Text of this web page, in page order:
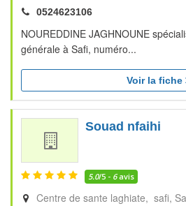
0524623106
NOUREDDINE JAGHNOUNE
générale à Safi, numéro...
Voir la fiche
Souad nfaihi
5.0/5 - 6avis
Centre de sante laghiate, safi